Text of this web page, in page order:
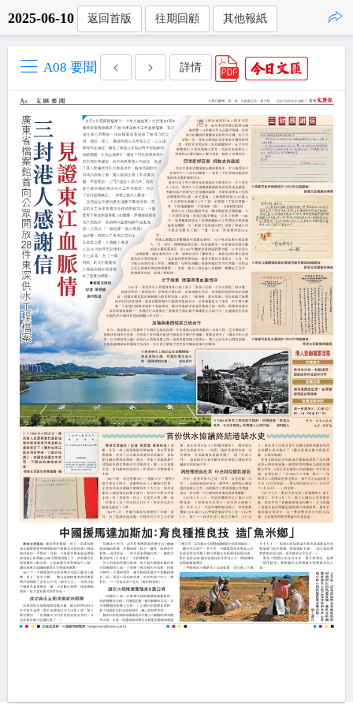
2025-06-10 返回首版 往期回顧 其他報紙
A08 要聞 詳情